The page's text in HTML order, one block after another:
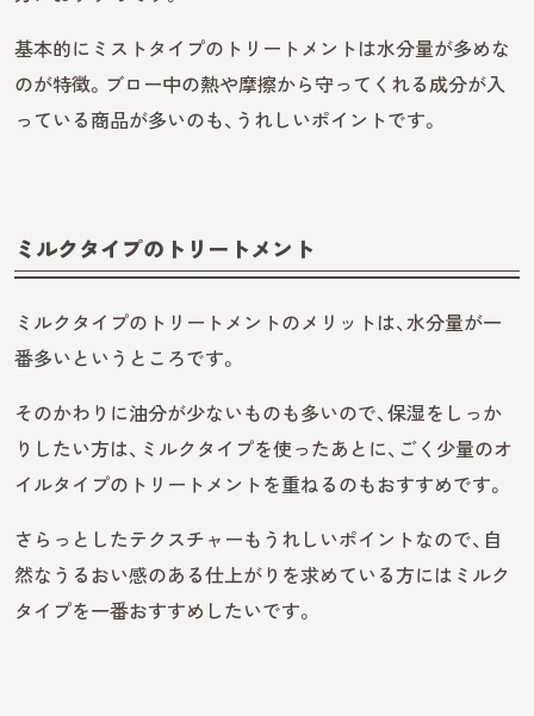
基本的にミストタイプのトリートメントは水分量が多めな
のが特徴。ブロー中の熱や摩擦から守ってくれる成分が入
っている商品が多いのも、うれしいポイントです。
ミルクタイプのトリートメント
ミルクタイプのトリートメントのメリットは、水分量が一
番多いというところです。
そのかわりに油分が少ないものも多いので、保湿をしっか
りしたい方は、ミルクタイプを使ったあとに、ごく少量のオ
イルタイプのトリートメントを重ねるのもおすすめです。
さらっとしたテクスチャーもうれしいポイントなので、自
然なうるおい感のある仕上がりを求めている方にはミルク
タイプを一番おすすめしたいです。